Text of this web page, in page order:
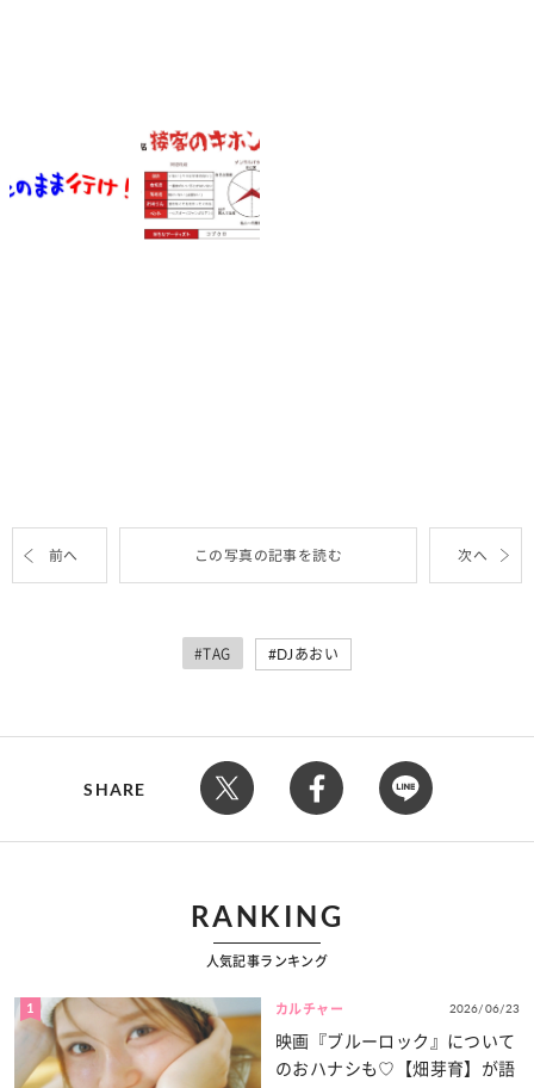
前へ この写真の記事を読む 次へ
#TAG DJあおい
SHARE
RANKING
人気記事ランキング
1 カルチャー 2026/06/23
映画『ブルーロック』について
のおハナシも♡【畑芽育】が語